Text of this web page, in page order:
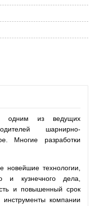
одним из ведущих
шарнирно-
Многие разработки
новейшие технологии,
и кузнечного дела,
и повышенный срок
инструменты компании